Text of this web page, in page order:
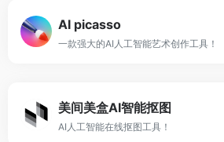
AI picasso
一款强大的AI人工智能艺术创作工具！
美间美盒AI智能抠图
AI人工智能在线抠图工具！